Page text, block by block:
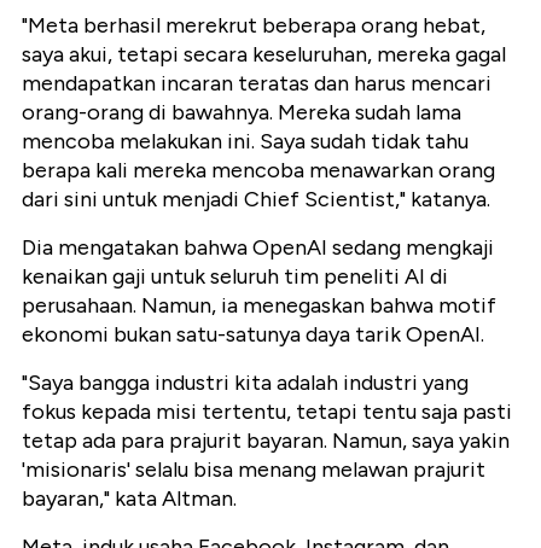
"Meta berhasil merekrut beberapa orang hebat,
saya akui, tetapi secara keseluruhan, mereka gagal
mendapatkan incaran teratas dan harus mencari
orang-orang di bawahnya. Mereka sudah lama
mencoba melakukan ini. Saya sudah tidak tahu
berapa kali mereka mencoba menawarkan orang
dari sini untuk menjadi Chief Scientist," katanya.
Dia mengatakan bahwa OpenAI sedang mengkaji
kenaikan gaji untuk seluruh tim peneliti AI di
perusahaan. Namun, ia menegaskan bahwa motif
ekonomi bukan satu-satunya daya tarik OpenAI.
"Saya bangga industri kita adalah industri yang
fokus kepada misi tertentu, tetapi tentu saja pasti
tetap ada para prajurit bayaran. Namun, saya yakin
'misionaris' selalu bisa menang melawan prajurit
bayaran," kata Altman.